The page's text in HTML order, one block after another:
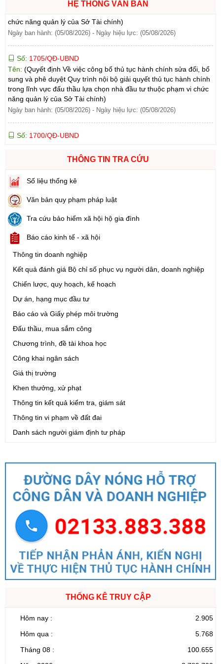
HỆ THỐNG VĂN BẢN
vực thành lập và hoạt động của hộ kinh doanh thuộc phạm vi
Ngày ban hành: (05/08/2026) - Ngày hiệu lực: (05/08/2026)
Số:1705/QĐ-UBND
Tên:(Quyết định Về việc công bố thủ tục hành chính sửa đổi, bổ
sung và phê duyệt Quy trình nội bộ giải quyết thủ tục hành chính
trong lĩnh vực đấu thầu lựa chọn nhà đầu tư thuộc phạm vi chức
năng quản lý của Sở Tài chính)
Ngày ban hành: (05/08/2026) -Ngày hiệu lực: (05/08/2026)
Số:1700/QĐ-UBND
Tên:(Quyết định Về việc công bố thủ tục hành chính mới ban
hoạt động của Ngân hàng Chính sách xã hội thuộc phạm vi chức
Ngày ban hành: (05/08/2026)
Số:1699/QĐ-UBND
Tên:
(Quyết định Ban hành Từ điển dữ liệu dùng chung tỉnh Lai
Châu (Phiên bản 1.0))
Ngày ban hành: (05/08/2026) -Ngày hiệu lực: (05/08/2026)
1721/QĐ-UBND
Tên: (Quyết định Phê duyệt phương án đấu giá quyền sử dụng
đất đối với 04 thửa đất thương mại, dịch vụ năm 2026 trên địa
bàn tỉnh Lai Châu)
Ngày ban hành: (07/08/2026)
Số:6731/UBND-KTN
303/2026/NĐ-CP ngày 01/8/2026 của Chính phủ sửa đổi, bổ
sung một số điều của Nghị định số 32/2024/NĐ-CP ngày
Ngày ban hành: (06/08/2026)
Số:1701/QĐ-UBND
Tên:(Quyết định Về việc công bố thủ tục hành chính được sửa
vực thành lập và hoạt động của hộ kinh doanh thuộc phạm vi
Số:1705/QĐ-UBND
Tên:(Quyết định Về việc công bố thủ tục hành chính sửa đổi, bổ
sung và phê duyệt Quy trình nội bộ giải quyết thủ tục hành chính
trong lĩnh vực đấu thầu lựa chọn nhà đầu tư thuộc phạm vi chức
năng quản lý của Sở Tài chính)
Ngày ban hành: (05/08/2026) -Ngày hiệu lực: (05/08/2026)
Số:1700/QĐ-UBND
Tên: (Quyết định Về việc công bố thủ tục hành chính mới ban
hành và Phê duyệt quy trình nội bộ giải quyết lĩnh vực đăng ký
năng quản lý của Sở Tài chính)
Số:1699/QĐ-UBND
Tên:(Quyết định Ban hành Từ điển dữ liệu dùng chung tỉnh Lai
Châu (Phiên bản 1.0))
THÔNG TIN TRA CỨU
Số liệu thống kê
Văn bản quy phạm pháp luật
Tra cứu bảo hiểm xã hội hộ gia đình
Báo cáo kinh tế - xã hội
Thông tin doanh nghiệp
Kết quả đánh giá Bộ chỉ số phục vụ người dân, doanh nghiệp
Chiến lược, quy hoạch, kế hoạch
Dự án, hạng mục đầu tư
Báo cáo và Giấy phép môi trường
Đấu thầu, mua sắm công
Chương trình, đề tài khoa học
Công khai ngân sách
Giá thị trường
Khen thưởng, xử phạt
Thông tin kết quả kiểm tra, giám sát
Thông tin vi phạm về đất đai
Danh sách người giám định tư pháp
THỐNG KÊ TRUY CẬP
Hôm nay :
2.905
Hôm qua :
5.768
Tháng 08 :
100.655